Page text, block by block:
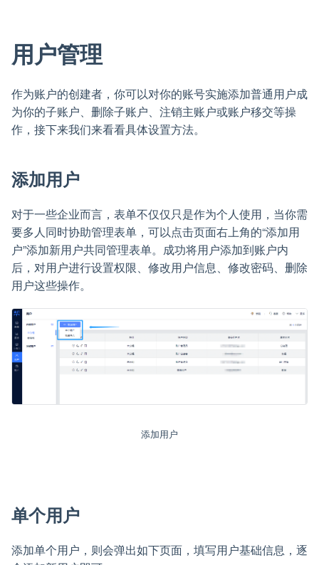
用户管理
作为账户的创建者，你可以对你的账号实施添加普通用户成
为你的子账户、删除子账户、注销主账户或账户移交等操
作，接下来我们来看看具体设置方法。
添加用户
对于一些企业而言，表单不仅仅只是作为个人使用，当你需
要多人同时协助管理表单，可以点击页面右上角的“添加用
户”添加新用户共同管理表单。成功将用户添加到账户内
后，对用户进行设置权限、修改用户信息、修改密码、删除
用户这些操作。
添加用户
单个用户
添加单个用户，则会弹出如下页面，填写用户基础信息，逐